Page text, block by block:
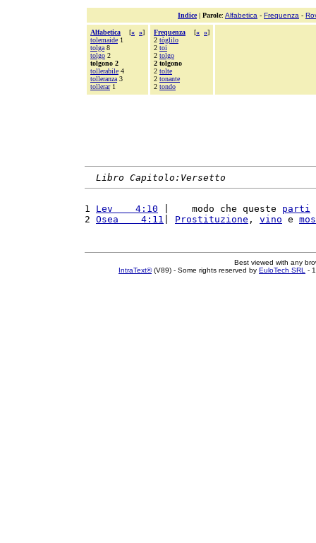
Indice| Parole: Alfabetica - Frequenza -
Alfabetica [« »]
tolemaide 1
tolga 8
tolgo 2
tolgono 2
tollerabile 4
tolleranza 3
tollerar1
Frequenza [« »]
2 tòglilo
2 toi
2 tolgo
2 tolgono
2 tolte
2 tonante
2 tondo
Libro Capitolo:Versetto
1 Lev    4:10 |    modo che queste parti
2 Osea    4:11 Prostituzione , vino e
Best viewed with any
IntraText®(V89) - Some rights reserved by EuloTech SRL -